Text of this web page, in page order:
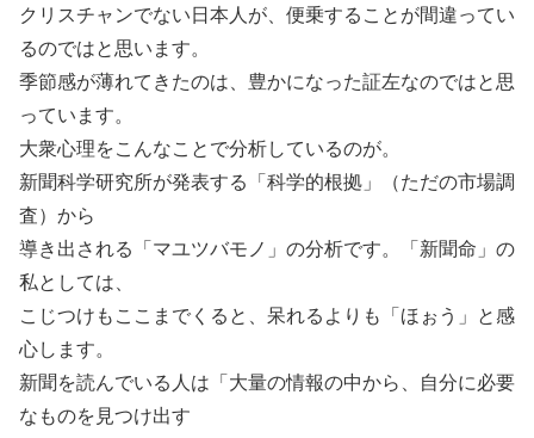
クリスチャンでない日本人が、便乗することが間違ってい
るのではと思います。
季節感が薄れてきたのは、豊かになった証左なのではと思
っています。
大衆心理をこんなことで分析しているのが。
新聞科学研究所が発表する「科学的根拠」（ただの市場調
査）から
導き出される「マユツバモノ」の分析です。「新聞命」の
私としては、
こじつけもここまでくると、呆れるよりも「ほぉう」と感
心します。
新聞を読んでいる人は「大量の情報の中から、自分に必要
なものを見つけ出す